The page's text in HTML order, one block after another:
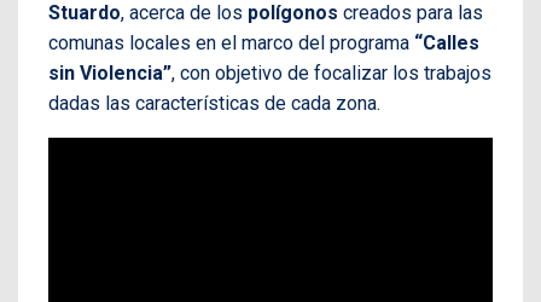
Stuardo, acerca de los polígonos creados para las
comunas locales en el marco del programa “Calles
sin Violencia”, con objetivo de focalizar los trabajos
dadas las características de cada zona.